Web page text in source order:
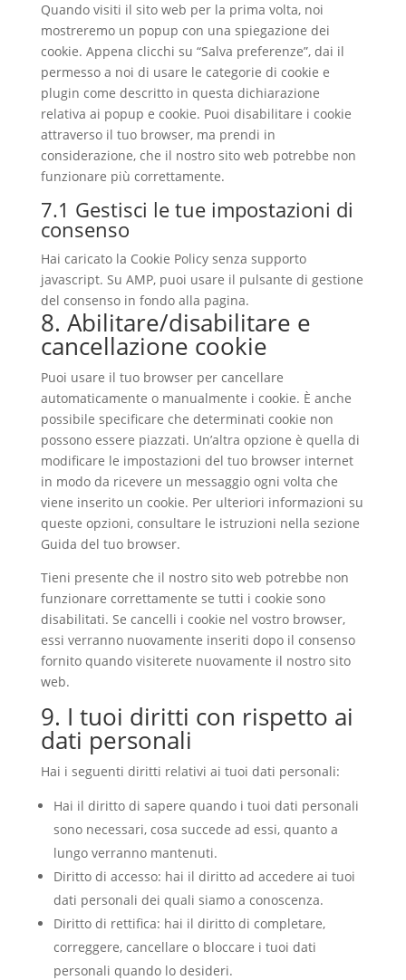
service
varie
Quando visiti il sito web per la prima volta, noi
mostreremo un popup con una spiegazione dei
cookie. Appena clicchi su “Salva preferenze”, dai il
permesso a noi di usare le categorie di cookie e
plugin come descritto in questa dichiarazione
relativa ai popup e cookie. Puoi disabilitare i cookie
attraverso il tuo browser, ma prendi in
considerazione, che il nostro sito web potrebbe non
funzionare più correttamente.
7.1 Gestisci le tue impostazioni di
consenso
Hai caricato la Cookie Policy senza supporto
javascript. Su AMP, puoi usare il pulsante di gestione
del consenso in fondo alla pagina.
8. Abilitare/disabilitare e
cancellazione cookie
Puoi usare il tuo browser per cancellare
automaticamente o manualmente i cookie. È anche
possibile specificare che determinati cookie non
possono essere piazzati. Un’altra opzione è quella di
modificare le impostazioni del tuo browser internet
in modo da ricevere un messaggio ogni volta che
viene inserito un cookie. Per ulteriori informazioni su
queste opzioni, consultare le istruzioni nella sezione
Guida del tuo browser.
Tieni presente che il nostro sito web potrebbe non
funzionare correttamente se tutti i cookie sono
disabilitati. Se cancelli i cookie nel vostro browser,
essi verranno nuovamente inseriti dopo il consenso
fornito quando visiterete nuovamente il nostro sito
web.
9. I tuoi diritti con rispetto ai
dati personali
Hai i seguenti diritti relativi ai tuoi dati personali:
Hai il diritto di sapere quando i tuoi dati personali
sono necessari, cosa succede ad essi, quanto a
lungo verranno mantenuti.
Diritto di accesso: hai il diritto ad accedere ai tuoi
dati personali dei quali siamo a conoscenza.
Diritto di rettifica: hai il diritto di completare,
correggere, cancellare o bloccare i tuoi dati
personali quando lo desideri.